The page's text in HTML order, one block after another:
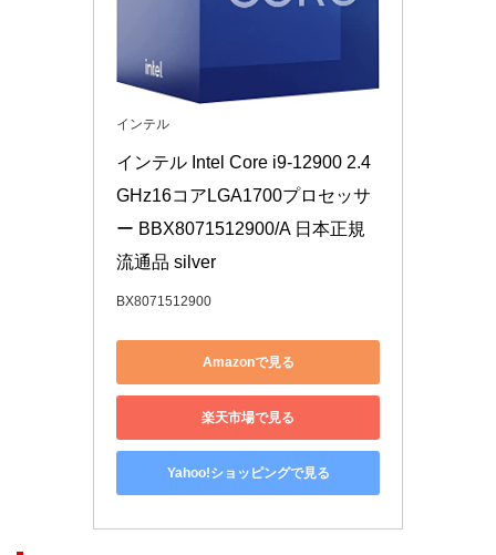
インテル
インテル Intel Core i9-12900 2.4
GHz16コアLGA1700プロセッサ
ー BBX8071512900/A 日本正規
流通品 silver
BX8071512900
Amazonで見る
楽天市場で見る
Yahoo!ショッピングで見る